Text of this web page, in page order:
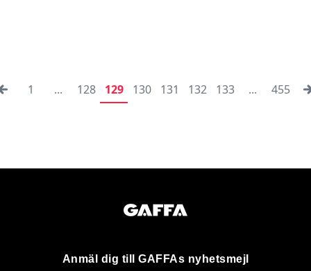
1 ... 128 129 130 131 132 133 ... 455
Anmäl dig till GAFFAs nyhetsmejl